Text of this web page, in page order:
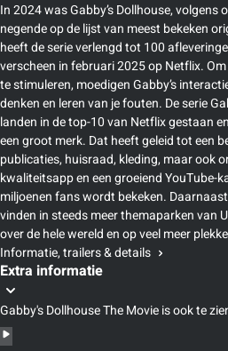
In 2024 was Gabby’s Dollhouse, volgens
negende op de lijst van meest bekeken
heeft de serie verlengd tot 100
verscheen in februari 2025 op Netflix.
te stimuleren, moedigen Gabby’s
denken en leren van je fouten. De serie
landen in de top-10 van Netflix gestaan
een groot merk. Dat heeft geleid tot een
publicaties, huisraad, kleding, maar ook
kwaliteitsapp en een groeiend YouTube-
miljoenen fans wordt bekeken.
vinden in steeds meer themaparken van
over de hele wereld en op veel meer
Informatie, trailers & details
Extra informatie
Gabby's Dollhouse The Movie is ook te